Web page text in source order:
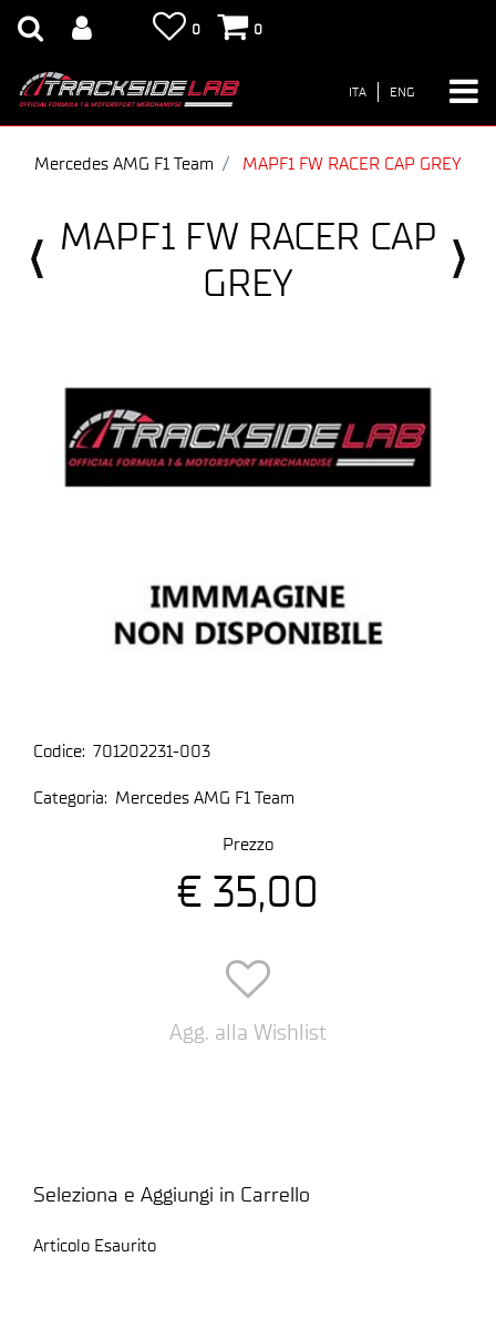
0 0
ITA ENG
Mercedes AMG F1 Team MAPF1 FW RACER CAP GREY
MAPF1 FW RACER CAP
GREY
Codice: 701202231-003
Categoria: Mercedes AMG F1 Team
Prezzo
€ 35,00
Agg. alla Wishlist
Seleziona e Aggiungi in Carrello
Articolo Esaurito